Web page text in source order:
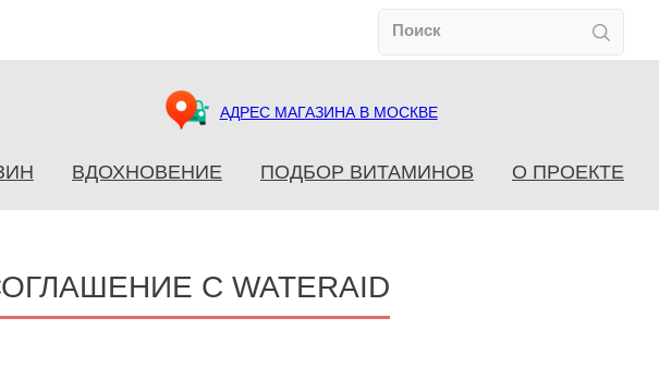
АДРЕС МАГАЗИНА В МОСКВЕ
ВДОХНОВЕНИЕ ПОДБОР ВИТАМИНОВ О ПРОЕКТЕ
С WATERAID